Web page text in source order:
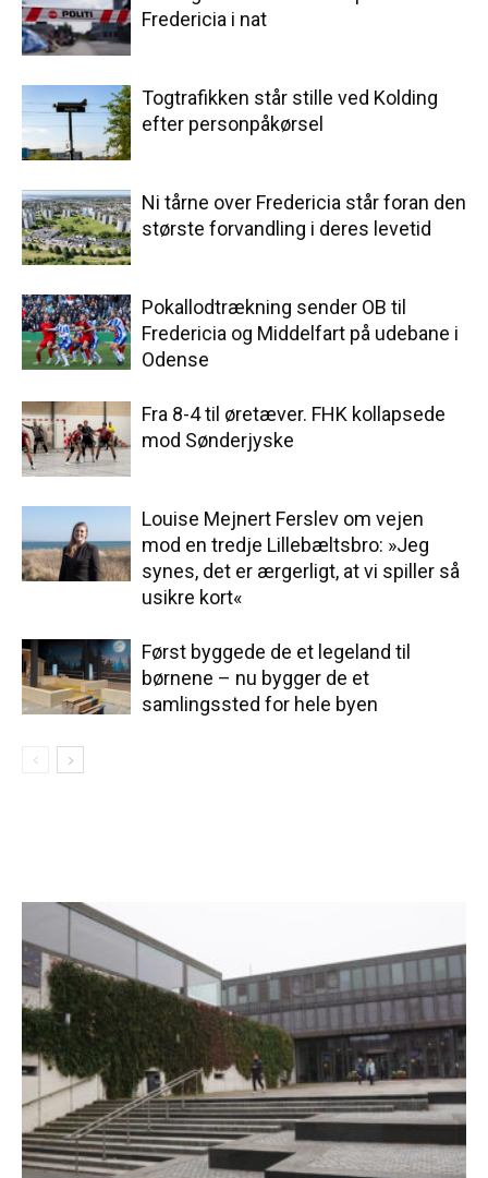
Fredericia i nat
Togtrafikken står stille ved Kolding
efter personpåkørsel
Ni tårne over Fredericia står foran den
største forvandling i deres levetid
Pokallodtrækning sender OB til
Fredericia og Middelfart på udebane i
Odense
Fra 8-4 til øretæver. FHK kollapsede
mod Sønderjyske
Louise Mejnert Ferslev om vejen
mod en tredje Lillebæltsbro: »Jeg
synes, det er ærgerligt, at vi spiller så
usikre kort«
Først byggede de et legeland til
børnene – nu bygger de et
samlingssted for hele byen